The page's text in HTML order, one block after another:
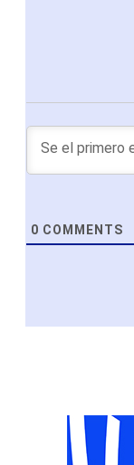
0 COMMENTS